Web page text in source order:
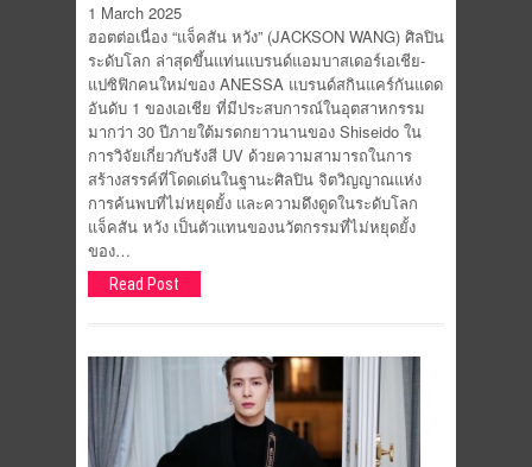
1 March 2025
ฮอตต่อเนื่อง “แจ็คสัน หวัง” (JACKSON WANG) ศิลปิน
ระดับโลก ล่าสุดขึ้นแท่นแบรนด์แอมบาสเดอร์เอเชีย-
แปซิฟิกคนใหม่ของ ANESSA แบรนด์สกินแคร์กันแดด
อันดับ 1 ของเอเชีย ที่มีประสบการณ์ในอุตสาหกรรม
มากว่า 30 ปีภายใต้มรดกยาวนานของ Shiseido ใน
การวิจัยเกี่ยวกับรังสี UV ด้วยความสามารถในการ
สร้างสรรค์ที่โดดเด่นในฐานะศิลปิน จิตวิญญาณแห่ง
การค้นพบที่ไม่หยุดยั้ง และความดึงดูดในระดับโลก
แจ็คสัน หวัง เป็นตัวแทนของนวัตกรรมที่ไม่หยุดยั้ง
ของ…
Read Post